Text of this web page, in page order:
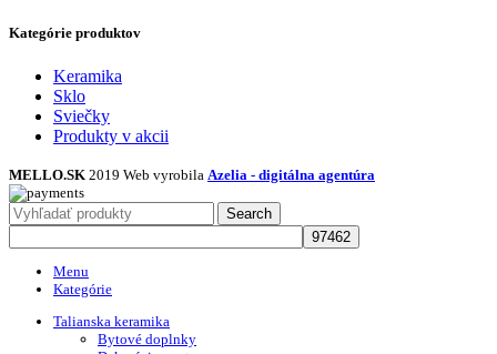
Kategórie produktov
Keramika
Sklo
Sviečky
Produkty v akcii
MELLO.SK 2019 Web vyrobila Azelia - digitálna agentúra
Search
Menu
Kategórie
Talianska keramika
Bytové doplnky